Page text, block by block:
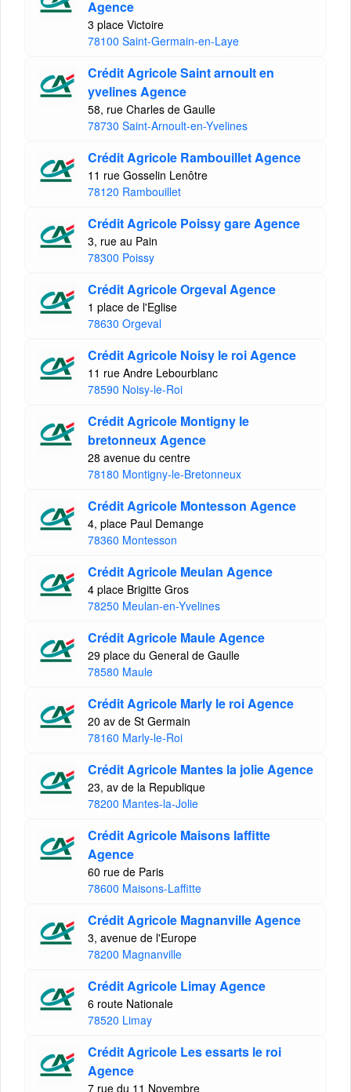
Agence
3 place Victoire
78100 Saint-Germain-en-Laye
Crédit Agricole Saint arnoult en
yvelines Agence
58, rue Charles de Gaulle
78730 Saint-Arnoult-en-Yvelines
Crédit Agricole Rambouillet Agence
11 rue Gosselin Lenôtre
78120 Rambouillet
Crédit Agricole Poissy gare Agence
3, rue au Pain
78300 Poissy
Crédit Agricole Orgeval Agence
1 place de l'Eglise
78630 Orgeval
Crédit Agricole Noisy le roi Agence
11 rue Andre Lebourblanc
78590 Noisy-le-Roi
Crédit Agricole Montigny le
bretonneux Agence
28 avenue du centre
78180 Montigny-le-Bretonneux
Crédit Agricole Montesson Agence
4, place Paul Demange
78360 Montesson
Crédit Agricole Meulan Agence
4 place Brigitte Gros
78250 Meulan-en-Yvelines
Crédit Agricole Maule Agence
29 place du General de Gaulle
78580 Maule
Crédit Agricole Marly le roi Agence
20 av de St Germain
78160 Marly-le-Roi
Crédit Agricole Mantes la jolie Agence
23, av de la Republique
78200 Mantes-la-Jolie
Crédit Agricole Maisons laffitte
Agence
60 rue de Paris
78600 Maisons-Laffitte
Crédit Agricole Magnanville Agence
3, avenue de l'Europe
78200 Magnanville
Crédit Agricole Limay Agence
6 route Nationale
78520 Limay
Crédit Agricole Les essarts le roi
Agence
7 rue du 11 Novembre